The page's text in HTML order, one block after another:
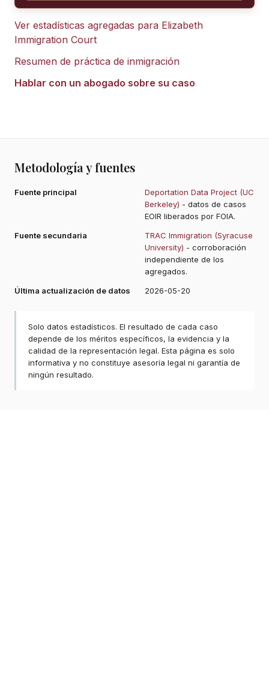
Ver estadísticas agregadas para Elizabeth
Immigration Court
Resumen de práctica de inmigración
Hablar con un abogado sobre su caso
Metodología y fuentes
Fuente principal
Deportation Data Project (UC
Berkeley) - datos de casos
EOIR liberados por FOIA.
Fuente secundaria
TRAC Immigration (Syracuse
University) - corroboración
independiente de los
agregados.
Última actualización de datos
2026-05-20
Solo datos estadísticos. El resultado de cada caso
depende de los méritos específicos, la evidencia y la
calidad de la representación legal. Esta página es solo
informativa y no constituye asesoría legal ni garantía de
ningún resultado.